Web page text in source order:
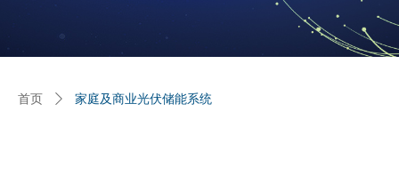
首页 ꄲ 家庭及商业光伏储能系统